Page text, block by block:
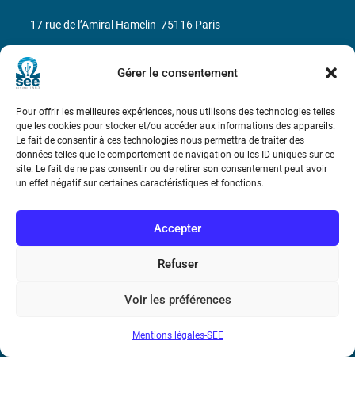
Gérer le consentement
Pour offrir les meilleures expériences, nous utilisons des technologies telles
que les cookies pour stocker et/ou accéder aux informations des appareils.
Le fait de consentir à ces technologies nous permettra de traiter des
données telles que le comportement de navigation ou les ID uniques sur ce
site. Le fait de ne pas consentir ou de retirer son consentement peut avoir
un effet négatif sur certaines caractéristiques et fonctions.
Accepter
Refuser
Voir les préférences
Mentions légales-SEE
Bicentenaire des découvertes d’André-
Conditions Générales de Vente
Mentions légales
17 rue de l’Amiral Hamelin 75116 Paris
Métro : « Boissière » Ligne 6 et « Iéna » Ligne 9
N° de SIREN : 785 393 232, Code APE : 9412Z TVA intra-
communautaire : FR44 785 393 232